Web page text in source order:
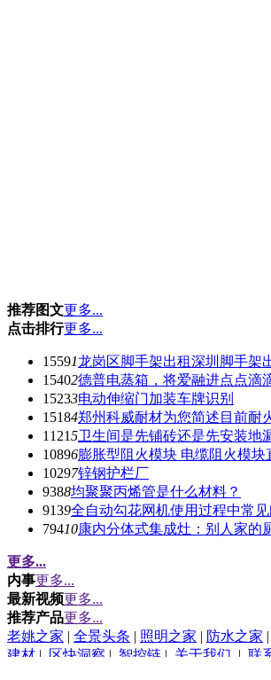
推荐图文更多...
点击排行更多...
15591龙岗区脚手架出租深圳脚手架
15402德普电蒸箱，将爱融进点点滴
15233电动伸缩门加装车牌识别
15184郑州科威耐材为您简述目前耐
11215卫生间是先铺砖还是先安装地
10896膨胀型阻火模块 电缆阻火模块
10297锌钢护栏厂
9388均聚聚丙烯管是什么材料？
9139全自动勾花网机使用过程中常
79410康内分体式集成灶：别人家的
更多...
内事更多...
最新视频更多...
推荐产品更多...
老姚之家 | 全景头条 | 照明之家 | 防水之家 |
建材 | 区快洞察 | 智控链 | 关于我们 | 联